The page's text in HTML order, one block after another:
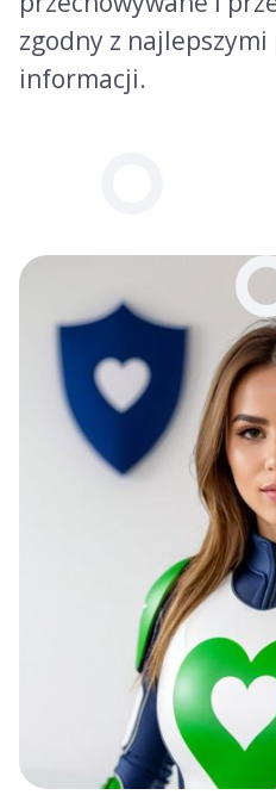
zgodny z
informacji.